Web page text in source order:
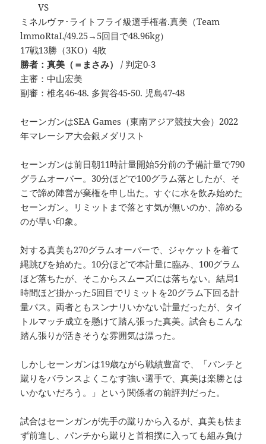
VS
ミネルヴァ･ライトフライ級選手権者.真美（Team
lmmoRtaL/49.25→5回目で48.96kg）
17戦13勝（3KO）4敗
勝者：真美（＝まさみ）
/ 判定0-3
主審：中山宏美
副審：椎名46-48. 多賀谷45-50. 児島47-48
セーンガンはSEA Games（東南アジア競技大会）2022
年マレーシア大会銀メダリスト
セーンガンは前日朝11時計量開始5分前の予備計量で790
グラムオーバー。30分ほどで100グラム落としたが、そ
こで諦め陣営が棄権を申し出た。すぐに水を飲み始めた
セーンガン。リミットまで落とす気が無いのか、諦める
のが早い印象。
対する真美も270グラムオーバーで、ジャケットを着て
縄跳びを始めた。10分ほどで本計量に臨み、100グラム
ほど落ちたが、そこからスムーズには落ちない。結局1
時間ほど掛かった5回目でリミットを20グラム下回る計
量パス。両者ともスンナリいかない計量だったが、タイ
トルマッチ成立を懸けて踏ん張った真美。試合もこんな
踏ん張りが活きそうな雰囲気は漂った。
しかしセーンガンは19歳ながら戦績豊富で、「パンチと
蹴りをバランスよくこなす強い選手で、真美は楽勝とは
いかないだろう。」という関係者の前評判だった。
試合はセーンガンが先手の蹴りから入るが、真美も怯ま
ず前進し、パンチから蹴りと首相撲に入っても組み負け